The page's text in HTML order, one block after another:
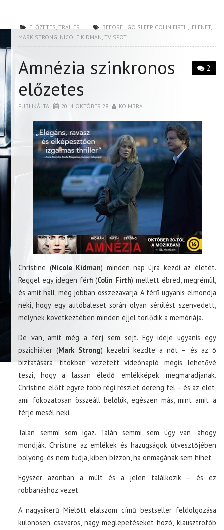
ELŐZETES,TRAILER BEFORE I GO SLEEP, COLIN FIRTH,JELENET,
MARK STRONG, NICOLE KIDMAN,TV SPOT
2
Amnézia szinkronos
előzetes
PUBLIKÁLTA 2014. OKTÓBER 28. KOIMBRA
Christine (Nicole Kidman) minden nap újra kezdi az életét.
Reggel egy idegen férfi (Colin Firth) mellett ébred, megrémül,
és amit hall, még jobban összezavarja. A férfi ugyanis elmondja
neki, hogy egy autóbaleset során olyan sérülést szenvedett,
melynek következtében minden éjjel törlődik a memóriája.
De van, amit még a férj sem sejt. Egy ideje ugyanis egy
pszichiáter (Mark Strong) kezelni kezdte a nőt – és az ő
biztatására, titokban vezetett videónapló mégis lehetővé
teszi, hogy a lassan éledő emlékképek megmaradjanak.
Christine előtt egyre több régi részlet dereng fel – és az élet,
ami fokozatosan összeáll belőlük, egészen más, mint amit a
férje mesél neki.
Talán semmi sem igaz. Talán semmi sem úgy van, ahogy
mondják. Christine az emlékek és hazugságok útvesztőjében
bolyong, és nem tudja, kiben bízzon, ha önmagának sem hihet.
Egyszer azonban a múlt és a jelen találkozik – és ez
robbanáshoz vezet.
A nagysikerű Mielőtt elalszom című bestseller feldolgozása
különösen csavaros, nagy meglepetéseket hozó, klausztrofób